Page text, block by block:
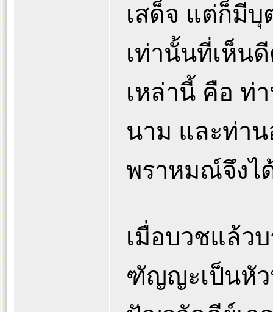
เสด็จ แต่ก็มี
เท่านั้นที่เห็น
เหล่านี้ คือ ท่
นาม และท่า
พราหมณ์จึงไ
เมื่อบวชแล้ว
ฑัญญะเป็นหัว